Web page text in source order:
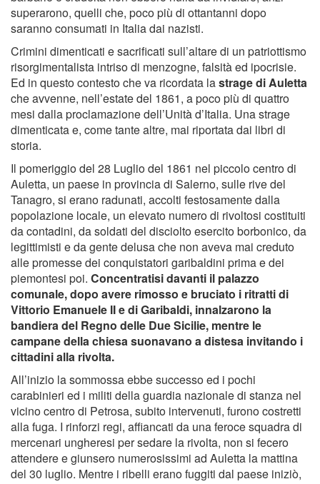
superarono, quelli che, poco più di ottantanni dopo
saranno consumati in Italia dai nazisti.
Crimini dimenticati e sacrificati sull’altare di un patriottismo
risorgimentalista intriso di menzogne, falsità ed ipocrisie.
Ed in questo contesto che va ricordata lastrage di Auletta
che avvenne, nell’estate del 1861, a poco più di quattro
mesi dalla proclamazione dell’Unità d’Italia. Una strage
dimenticata e, come tante altre, mai riportata dai libri di
storia.
Il pomeriggio del 28 Luglio del 1861 nel piccolo centro di
Auletta, un paese in provincia di Salerno, sulle rive del
Tanagro, si erano radunati, accolti festosamente dalla
popolazione locale, un elevato numero di rivoltosi costituiti
da contadini, da soldati del disciolto esercito borbonico, da
legittimisti e da gente delusa che non aveva mai creduto
alle promesse dei conquistatori garibaldini prima e dei
piemontesi poi. Concentratisi davanti il palazzo
comunale, dopo avere rimosso e bruciato i ritratti di
Vittorio Emanuele II e di Garibaldi, innalzarono la
bandiera del Regno delle Due Sicilie, mentre le
campane della chiesa suonavano a distesa invitando i
cittadini alla rivolta.
All’inizio la sommossa ebbe successo ed i pochi
carabinieri ed i militi della guardia nazionale di stanza nel
vicino centro di Petrosa, subito intervenuti, furono costretti
alla fuga. I rinforzi regi, affiancati da una feroce squadra di
mercenari ungheresi per sedare la rivolta, non si fecero
attendere e giunsero numerosissimi ad Auletta la mattina
del 30 luglio. Mentre i ribelli erano fuggiti dal paese iniziò,